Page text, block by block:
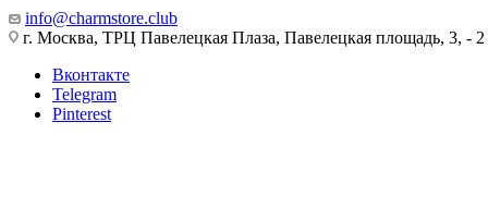
info@charmstore.club
г. Москва, ТРЦ Павелецкая Плаза, Павелецкая площадь, 3, - 2
Вконтакте
Telegram
Pinterest